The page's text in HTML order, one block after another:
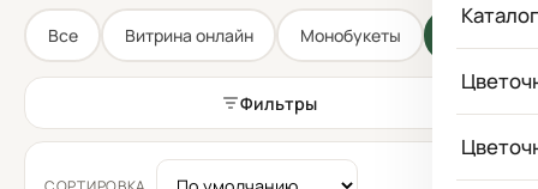
Каталог
Все Витрина онлайн Монобукеты
Фильтры